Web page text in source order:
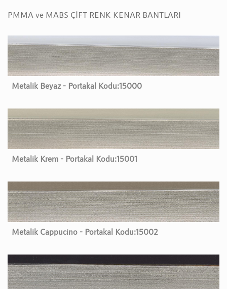
PMMA ve MABS ÇİFT RENK KENAR BANTLARI
Metalik Beyaz - Portakal Kodu:15000
Metalik Krem - Portakal Kodu:15001
Metalik Cappucino - Portakal Kodu:15002